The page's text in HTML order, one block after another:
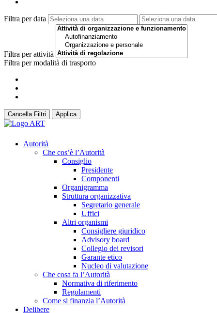
Filtra per data
Filtra per attività
Filtra per modalità di trasporto
Cancella Filtri Applica
Autorità
Che cos’è l’Autorità
Consiglio
Presidente
Componenti
Organigramma
Struttura organizzativa
Segretario generale
Uffici
Altri organismi
Consigliere giuridico
Advisory board
Collegio dei revisori
Garante etico
Nucleo di valutazione
Che cosa fa l’Autorità
Normativa di riferimento
Regolamenti
Come si finanzia l’Autorità
Delibere